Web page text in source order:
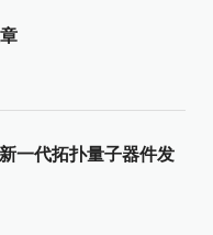
一代拓扑量子器件发